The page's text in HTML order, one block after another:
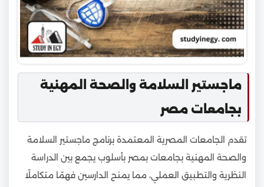
ماجستير السلامة والصحة المهنية
بجامعات مصر
تقدم الجامعات المصرية المعتمدة برنامج ماجستير السلامة
والصحة المهنية بجامعات بمصر بأسلوب يجمع بين الدراسة
النظرية والتطبيق العملي، مما يمنح الدارسين فهمًا متكاملًا